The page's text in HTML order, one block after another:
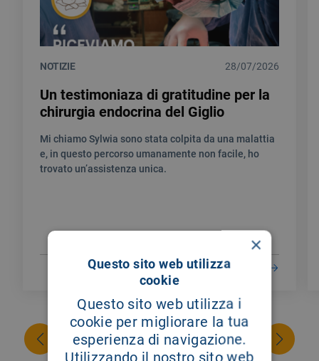
NOTIZIE 28/07/2026
Un testimoniaza di gratitudine per la
chirurgia endocrina del Giglio
Mi chiamo Sylwia sono stata colpita da una malattia
e, in questo percorso umanamente non facile, ho
trovato un’assistenza unica.
LEGGI DI PIÙ
×
Questo sito web utilizza
cookie
Questo sito web utilizza i
cookie per migliorare la tua
esperienza di navigazione.
Utilizzando il nostro sito web